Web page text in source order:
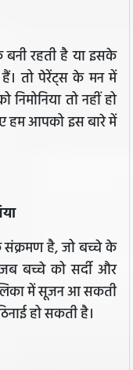
रहती है या इसके
तो पेरेंट्स के मन में
तो नहीं हो
हम आपको इस बारे में
संक्रमण है, जो बच्चे के
बच्चे को सर्दी और
में सूजन आ सकती
हो सकती है।